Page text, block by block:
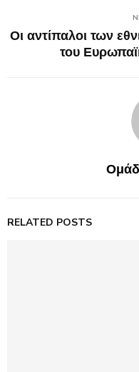
Οι αντίπαλοι των
του
RELATED POSTS